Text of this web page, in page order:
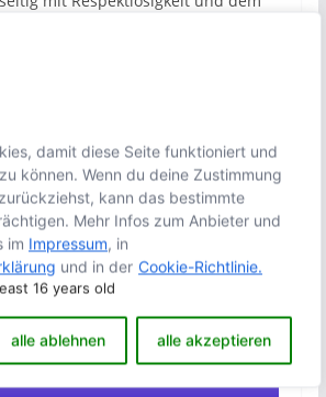
damit diese Seite funktioniert und
können. Wenn du deine Zustimmung
kann das bestimmte
Mehr Infos zum Anbieter und
im Impressum, in
und in der Cookie-Richtlinie.
16 years old
alle ablehnen alle akzeptieren
Religionsanhänger als auch
besinnen, was wirklich wichtig ist:
was nicht schlimm ist, denn die
darf jeder für sich selbst und
Eudaimonia treffen.